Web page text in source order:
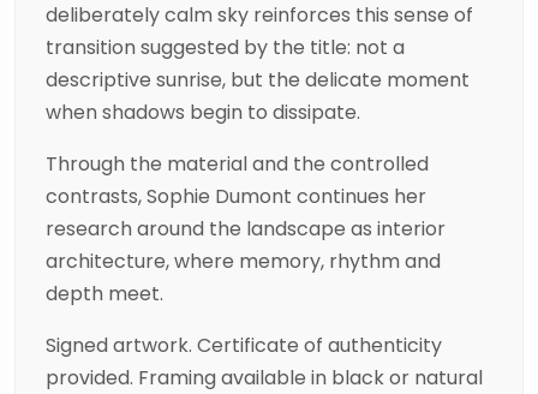
deliberately calm sky reinforces this sense of
transition suggested by the title: not a
descriptive sunrise, but the delicate moment
when shadows begin to dissipate.
Through the material and the controlled
contrasts, Sophie Dumont continues her
research around the landscape as interior
architecture, where memory, rhythm and
depth meet.
Signed artwork. Certificate of authenticity
provided. Framing available in black or natural